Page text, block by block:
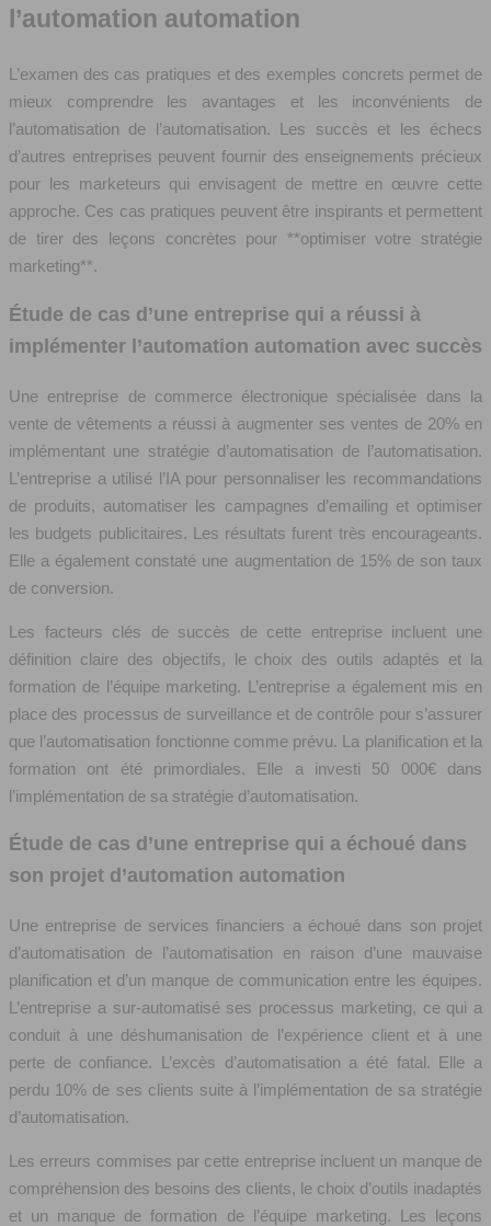
l’automation automation
L’examen des cas pratiques et des exemples concrets permet de
mieux comprendre les avantages et les inconvénients de
l’automatisation de l’automatisation. Les succès et les échecs
d’autres entreprises peuvent fournir des enseignements précieux
pour les marketeurs qui envisagent de mettre en œuvre cette
approche. Ces cas pratiques peuvent être inspirants et permettent
de tirer des leçons concrètes pour **optimiser votre stratégie
marketing**.
Étude de cas d’une entreprise qui a réussi à
implémenter l’automation automation avec succès
Une entreprise de commerce électronique spécialisée dans la
vente de vêtements a réussi à augmenter ses ventes de 20% en
implémentant une stratégie d’automatisation de l’automatisation.
L’entreprise a utilisé l’IA pour personnaliser les recommandations
de produits, automatiser les campagnes d’emailing et optimiser
les budgets publicitaires. Les résultats furent très encourageants.
Elle a également constaté une augmentation de 15% de son taux
de conversion.
Les facteurs clés de succès de cette entreprise incluent une
définition claire des objectifs, le choix des outils adaptés et la
formation de l’équipe marketing. L’entreprise a également mis en
place des processus de surveillance et de contrôle pour s’assurer
que l’automatisation fonctionne comme prévu. La planification et la
formation ont été primordiales. Elle a investi 50 000€ dans
l’implémentation de sa stratégie d’automatisation.
Étude de cas d’une entreprise qui a échoué dans
son projet d’automation automation
Une entreprise de services financiers a échoué dans son projet
d’automatisation de l’automatisation en raison d’une mauvaise
planification et d’un manque de communication entre les équipes.
L’entreprise a sur-automatisé ses processus marketing, ce qui a
conduit à une déshumanisation de l’expérience client et à une
perte de confiance. L’excès d’automatisation a été fatal. Elle a
perdu 10% de ses clients suite à l’implémentation de sa stratégie
d’automatisation.
Les erreurs commises par cette entreprise incluent un manque de
compréhension des besoins des clients, le choix d’outils inadaptés
et un manque de formation de l’équipe marketing. Les leçons